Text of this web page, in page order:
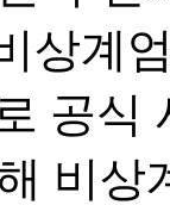
상계
공식
비상